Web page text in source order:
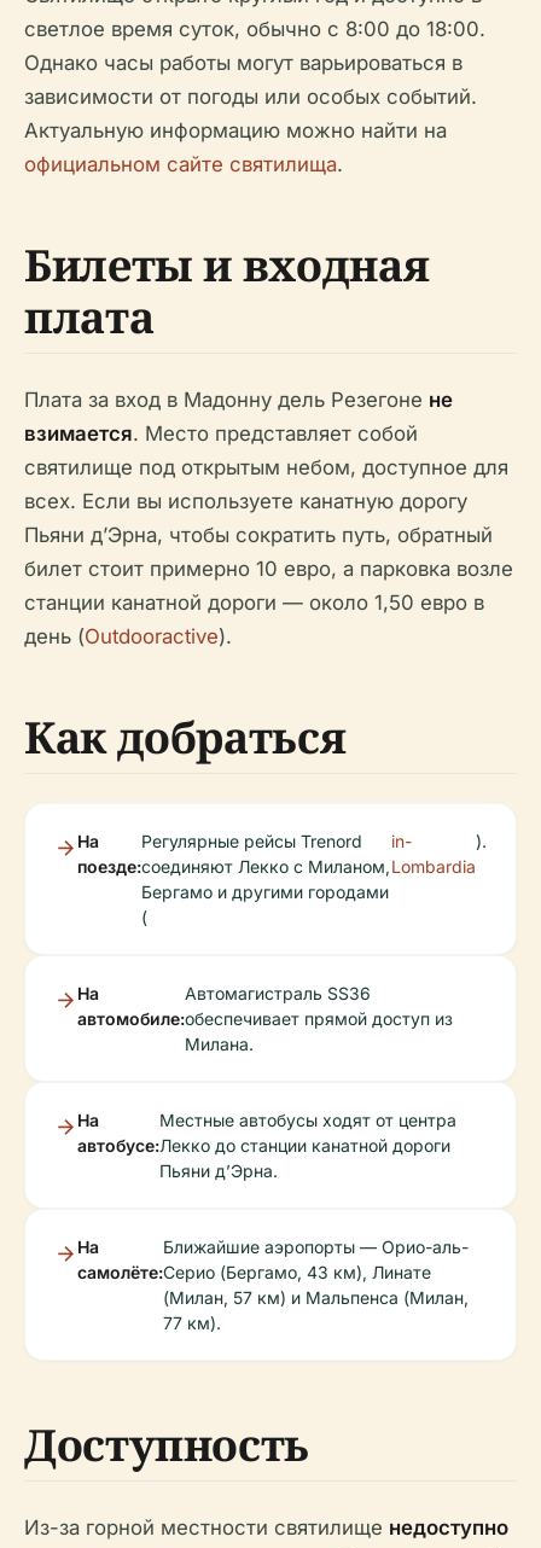
светлое время суток, обычно с 8:00 до 18:00.
Однако часы работы могут варьироваться в
зависимости от погоды или особых событий.
Актуальную информацию можно найти на
официальном сайте святилища.
Билеты и входная
плата
Плата за вход в Мадонну дель Резегоне не
взимается. Место представляет собой
святилище под открытым небом, доступное для
всех. Если вы используете канатную дорогу
Пьяни д’Эрна, чтобы сократить путь, обратный
билет стоит примерно 10 евро, а парковка возле
станции канатной дороги — около 1,50 евро в
день (Outdooractive).
Как добраться
На
поезде:
Регулярные рейсы Trenord
соединяют Лекко с Миланом,
Бергамо и другими городами
(
in-
Lombardia
).
На
автомобиле:
Автомагистраль SS36
обеспечивает прямой доступ из
Милана.
На
автобусе:
Местные автобусы ходят от центра
Лекко до станции канатной дороги
Пьяни д’Эрна.
На
самолёте:
Ближайшие аэропорты — Орио-аль-
Серио (Бергамо, 43 км), Линате
(Милан, 57 км) и Мальпенса (Милан,
77 км).
Доступность
Из-за горной местности святилище недоступно